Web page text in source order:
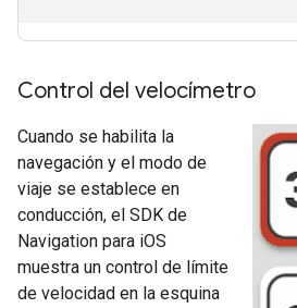
Control del velocímetro
Cuando se habilita la
navegación y el modo de
viaje se establece en
conducción, el SDK de
Navigation para iOS
muestra un control de límite
de velocidad en la esquina